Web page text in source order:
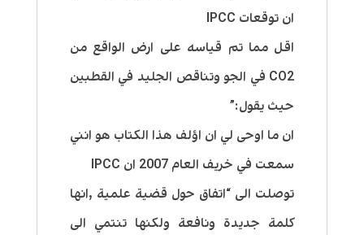
ان توقعات IPCC
اقل مما تم قياسه على ارض الواقع من
CO2 في الجو وتناقص الجليد في القطبين
حيث يقول:”
ان ما اوحى لي ان اؤلف هذا الكتاب هو انني
سمعت في خريف العام 2007 ان IPCC
توصلت الى “اتفاق حول قضية علمية ,انها
كلمة جديدة ونافعة ولكنها تنتمي الى